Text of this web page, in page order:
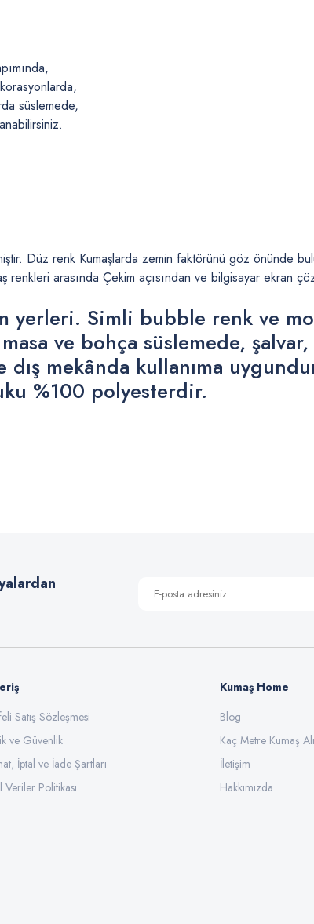
süslemede,
Düz renk Kumaşlarda zemin faktörünü göz önünde
arasında Çekim açısından ve bilgisayar ekran
yerleri. Simli bubble renk ve
ve bohça süslemede,
mekânda kullanıma
%100 polyesterdir.
Gönder
Satış Sözleşmesi
ve Güvenlik
İptal ve İade Şartları
Veriler Politikası
Kumaş Home
Blog
Kaç Metre Kumaş
İletişim
Hakkımızda